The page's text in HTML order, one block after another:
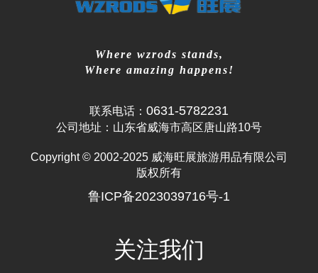
Where wzrods stands,
Where amazing happens!
联系电话： 0631-5782231
公司地址：山东省威海市高区唐山路10号
Copyright © 2002-2025 威海旺展旅游用品有限公司
版权所有
鲁ICP备2023039716号-1
关注我们